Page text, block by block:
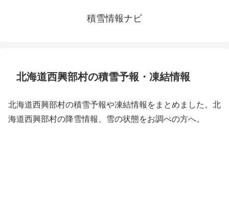
積雪情報ナビ
北海道西興部村の積雪予報・凍結情報
北海道西興部村の積雪予報や凍結情報をまとめました。北
海道西興部村の降雪情報、雪の状態をお調べの方へ。